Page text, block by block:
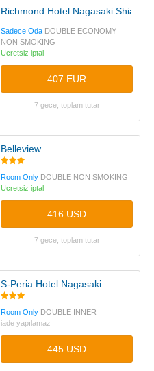
Richmond Hotel Nagasaki
Sadece Oda DOUBLE ECONOMY
NON SMOKING
Ücretsiz iptal
407 EUR
7 gece, toplam tutar
Belleview
Room Only DOUBLE NON SMOKING
Ücretsiz iptal
416 USD
7 gece, toplam tutar
S-Peria Hotel Nagasaki
Room Only DOUBLE INNER
iade yapılamaz
445 USD